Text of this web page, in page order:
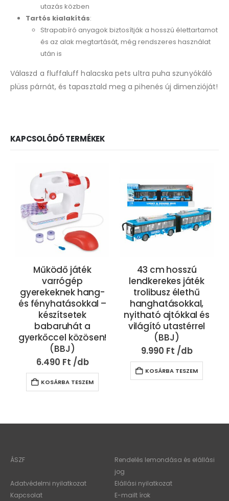
utazás közben
Tartós kialakítás:
Strapabíró anyagok biztosítják a hosszú élettartamot
és az alak megtartását, még rendszeres használat
után is
Válaszd a fluffaluff halacska pets ultra puha szunyókáló
plüss párnát, és tapasztald meg a pihenés új dimenzióját!
KAPCSOLÓDÓ TERMÉKEK
Működő játék
varrógép
gyerekeknek hang-
és fényhatásokkal –
készítsetek
babaruhát a
gyerkőccel közösen!
(BBJ)
6.490 Ft
KOSÁRBA TESZEM
43 cm hosszú
lendkerekes játék
trolibusz élethű
hanghatásokkal,
nyitható ajtókkal és
világító utastérrel
(BBJ)
9.990 Ft
KOSÁRBA TESZEM
ÁSZF
Rendelés lemondása és elállási
jog
Adatvédelmi nyilatkozat
Elállási nyilatkozat
Kapcsolat
E-mailt írok